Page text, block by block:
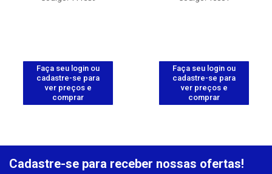
Faça seu login ou
cadastre-se para
ver preços e
comprar
Faça seu login ou
cadastre-se para
ver preços e
comprar
Cadastre-se para receber nossas ofertas!